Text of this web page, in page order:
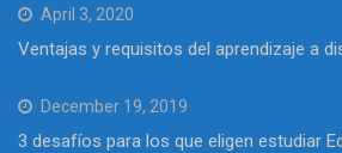
April 3, 2020
Ventajas y requisitos del aprendizaje a
December 19, 2019
3 desafíos para los que eligen estudiar